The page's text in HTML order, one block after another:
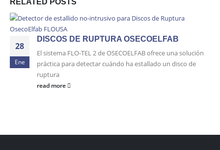
28
Ene
DISCOS DE RUPTURA OSECOELFAB
El sistema FLO-TEL 2 de OSECOELFAB ofrece una solución
práctica para detectar cuándo ha estallado un disco de
ruptura
read more